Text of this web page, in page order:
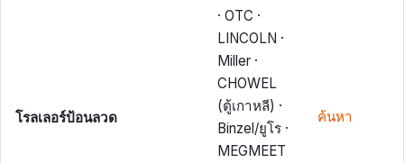
โรลเลอร์ป้อนลวด
· OTC ·
LINCOLN ·
Miller ·
CHOWEL
(ตู้เกาหลี) ·
Binzel/ยูโร ·
MEGMEET
ค้นหา